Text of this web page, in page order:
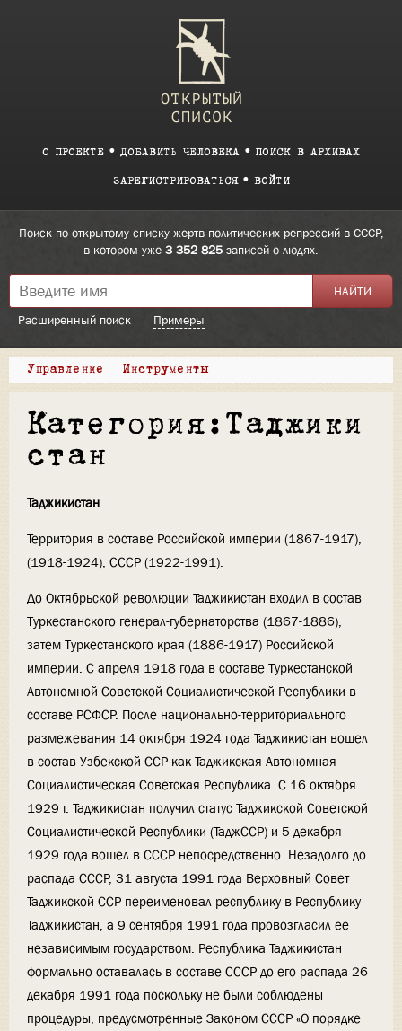
О ПРОЕКТЕ ДОБАВИТЬ ЧЕЛОВЕКА ПОИСК В АРХИВАХ
ЗАРЕГИСТРИРОВАТЬСЯ ВОЙТИ
Поиск по открытому списку жертв политических репрессий в СССР,
в котором уже 3 352 825 записей о людях.
Расширенный поиск Примеры
Управление Инструменты
Категория:Таджики
стан
Таджикистан
Территория в составе Российской империи (1867-1917),
(1918-1924), СССР (1922-1991).
До Октябрьской революции Таджикистан входил в состав
Туркестанского генерал-губернаторства (1867-1886),
затем Туркестанского края (1886-1917) Российской
империи. С апреля 1918 года в составе Туркестанской
Автономной Советской Социалистической Республики в
составе РСФСР. После национально-территориального
размежевания 14 октября 1924 года Таджикистан вошел
в состав Узбекской ССР как Таджикская Автономная
Социалистическая Советская Республика. С 16 октября
1929 г. Таджикистан получил статус Таджикской Советской
Социалистической Республики (ТаджССР) и 5 декабря
1929 года вошел в СССР непосредственно. Незадолго до
распада СССР, 31 августа 1991 года Верховный Совет
Таджикской ССР переименовал республику в Республику
Таджикистан, а 9 сентября 1991 года провозгласил ее
независимым государством. Республика Таджикистан
формально оставалась в составе СССР до его распада 26
декабря 1991 года поскольку не были соблюдены
процедуры, предусмотренные Законом СССР «О порядке